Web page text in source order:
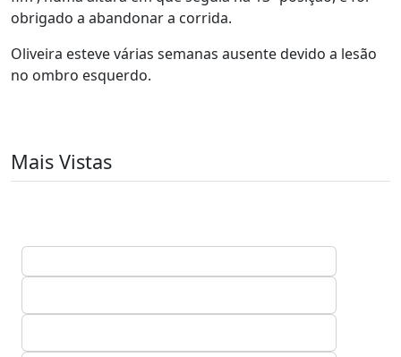
obrigado a abandonar a corrida.
Oliveira esteve várias semanas ausente devido a lesão
no ombro esquerdo.
Mais Vistas